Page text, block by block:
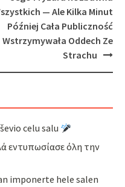
— Ale Kilka Minut
Później Cała Publiczność
Wstrzymywała Oddech Ze
Strachu
celu salu
εντυπωσίασε όλη την
imponerte hele salen